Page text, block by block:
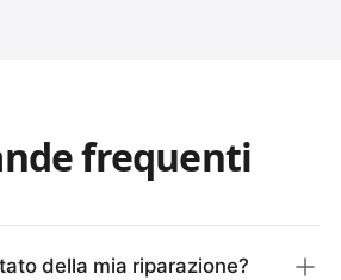
frequenti
della mia riparazione?